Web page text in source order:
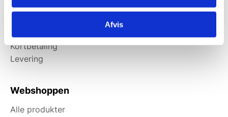
Afvis
Information
Kortbetaling
Levering
Webshoppen
Alle produkter